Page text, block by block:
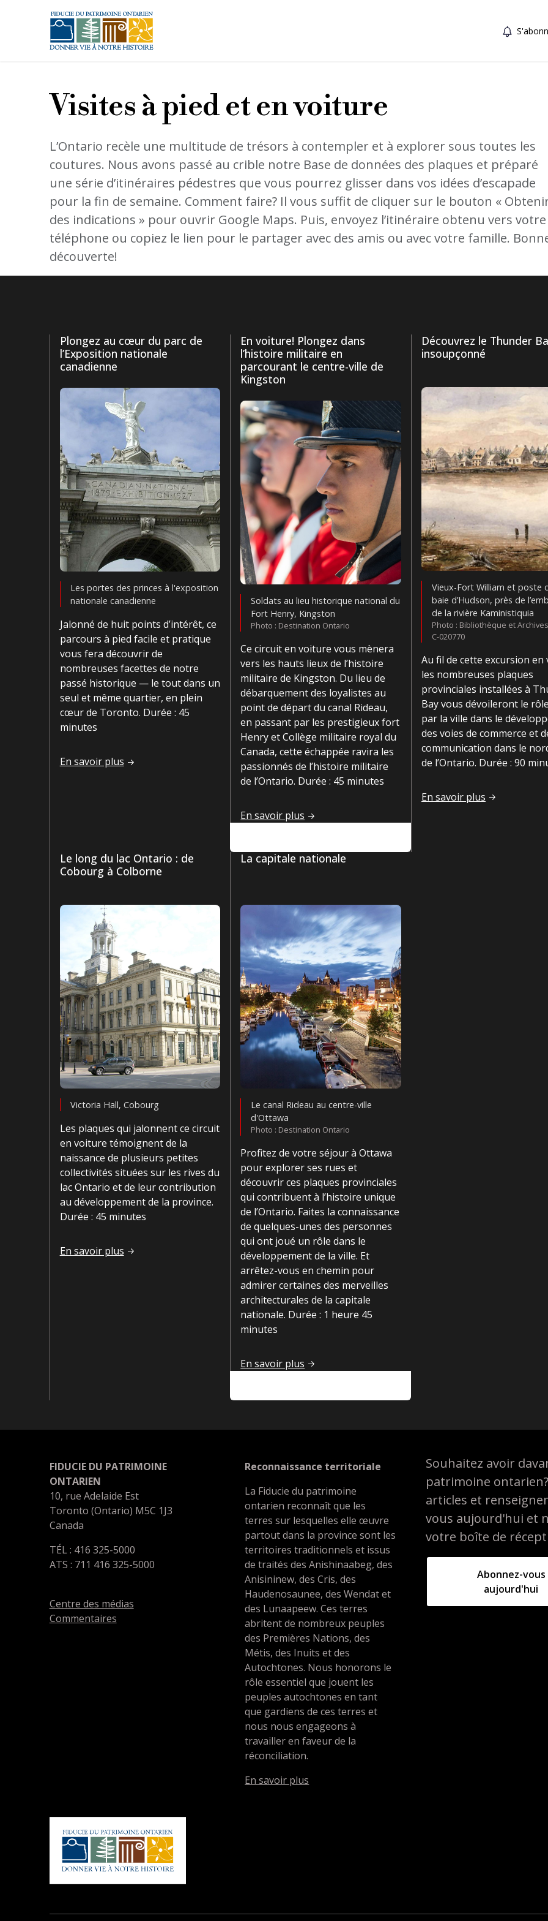
Visites à pied et en voiture
L’Ontario recèle une multitude de trésors à contempler et à explorer sous toutes les
coutures. Nous avons passé au crible notre Base de données des plaques et préparé
une série d’itinéraires pédestres que vous pourrez glisser dans vos idées d’escapade
pour la fin de semaine. Comment faire? Il vous suffit de cliquer sur le bouton «
des indications » pour ouvrir Google Maps. Puis, envoyez l’itinéraire obtenu vers votre
téléphone ou copiez le lien pour le partager avec des amis ou avec votre famille.
découverte!
Plongez au cœur du parc de
l’Exposition nationale
canadienne
Les portes des princes à l'exposition
nationale canadienne
Jalonné de huit points d’intérêt, ce
parcours à pied facile et pratique
vous fera découvrir de
nombreuses facettes de notre
passé historique — le tout dans un
seul et même quartier, en plein
cœur de Toronto. Durée : 45
minutes
Plongez au cœur du parc de l’Exposition nationale canadienne
En savoir plus
En voiture! Plongez dans
l’histoire militaire en
parcourant le centre-ville de
Kingston
Soldats au lieu historique national du
Fort Henry, Kingston
Photo : Destination Ontario
Ce circuit en voiture vous mènera
vers les hauts lieux de l’histoire
militaire de Kingston. Du lieu de
débarquement des loyalistes au
point de départ du canal Rideau,
en passant par les prestigieux fort
Henry et Collège militaire royal du
Canada, cette échappée ravira les
passionnés de l’histoire militaire
de l’Ontario. Durée : 45 minutes
En voiture! Plongez dans l’histoire militaire en parcourant le
En savoir plus
Découvrez le Thunder
insoupçonné
Vieux-Fort William et poste
baie d’Hudson, près de
de la rivière Kaministiquia
Photo : Bibliothèque et
C-020770
Au fil de cette excursion en
les nombreuses plaques
provinciales installées à
Bay vous dévoileront le
par la ville dans le
des voies de commerce et
communication dans le
de l’Ontario. Durée : 90
Découvrez le Thunder Bay
En savoir plus
Le long du lac Ontario : de
Cobourg à Colborne
Victoria Hall, Cobourg
Les plaques qui jalonnent ce circuit
en voiture témoignent de la
naissance de plusieurs petites
collectivités situées sur les rives du
lac Ontario et de leur contribution
au développement de la province.
Durée : 45 minutes
Le long du lac Ontario : de Cobourg à Colborne
En savoir plus
La capitale nationale
Le canal Rideau au centre-ville
d'Ottawa
Photo : Destination Ontario
Profitez de votre séjour à Ottawa
pour explorer ses rues et
découvrir ces plaques provinciales
qui contribuent à l’histoire unique
de l’Ontario. Faites la connaissance
de quelques-unes des personnes
qui ont joué un rôle dans le
développement de la ville. Et
arrêtez-vous en chemin pour
admirer certaines des merveilles
architecturales de la capitale
nationale. Durée : 1 heure 45
minutes
La capitale nationale
En savoir plus
FIDUCIE DU PATRIMOINE
ONTARIEN
10, rue Adelaide Est
Toronto (Ontario) M5C 1J3
Canada
TÉL : 416 325-5000
ATS : 711 416 325-5000
Centre des médias
Commentaires
Reconnaissance territoriale
La Fiducie du patrimoine
ontarien reconnaît que les
terres sur lesquelles elle œuvre
partout dans la province sont les
territoires traditionnels et issus
de traités des Anishinaabeg, des
Anisininew, des Cris, des
Haudenosaunee, des Wendat et
des Lunaapeew. Ces terres
abritent de nombreux peuples
des Premières Nations, des
Métis, des Inuits et des
Autochtones. Nous honorons le
rôle essentiel que jouent les
peuples autochtones en tant
que gardiens de ces terres et
nous nous engageons à
travailler en faveur de la
réconciliation.
En savoir plus
Souhaitez avoir
patrimoine
articles et
vous aujourd'hui et
votre boîte de
Abonnez-vous
aujourd'hui